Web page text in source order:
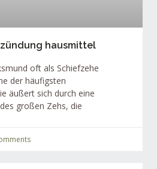
hausmittel
oft als Schiefzehe
der häufigsten
äußert sich durch eine
großen Zehs, die